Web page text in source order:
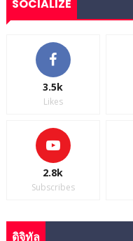
SOCIALIZE
3.5k
Likes
2.8k
Subscribes
ดิจิทัล